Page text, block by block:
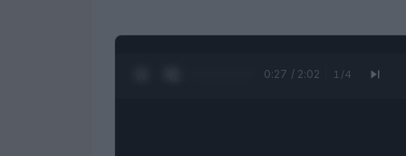
0:28 / 2:02 1 /4